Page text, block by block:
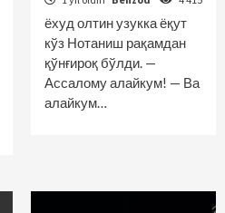
ёхуд олтин узукка ёқут
кўз Нотаниш рақамдан
қўнғироқ бўлди. —
Ассалому алайкум! — Ва
алайкум…